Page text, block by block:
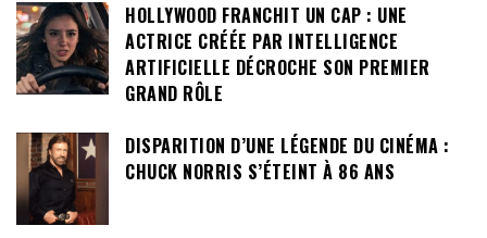
HOLLYWOOD FRANCHIT UN CAP : UNE
ACTRICE CRÉÉE PAR INTELLIGENCE
ARTIFICIELLE DÉCROCHE SON PREMIER
GRAND RÔLE
DISPARITION D’UNE LÉGENDE DU CINÉMA :
CHUCK NORRIS S’ÉTEINT À 86 ANS